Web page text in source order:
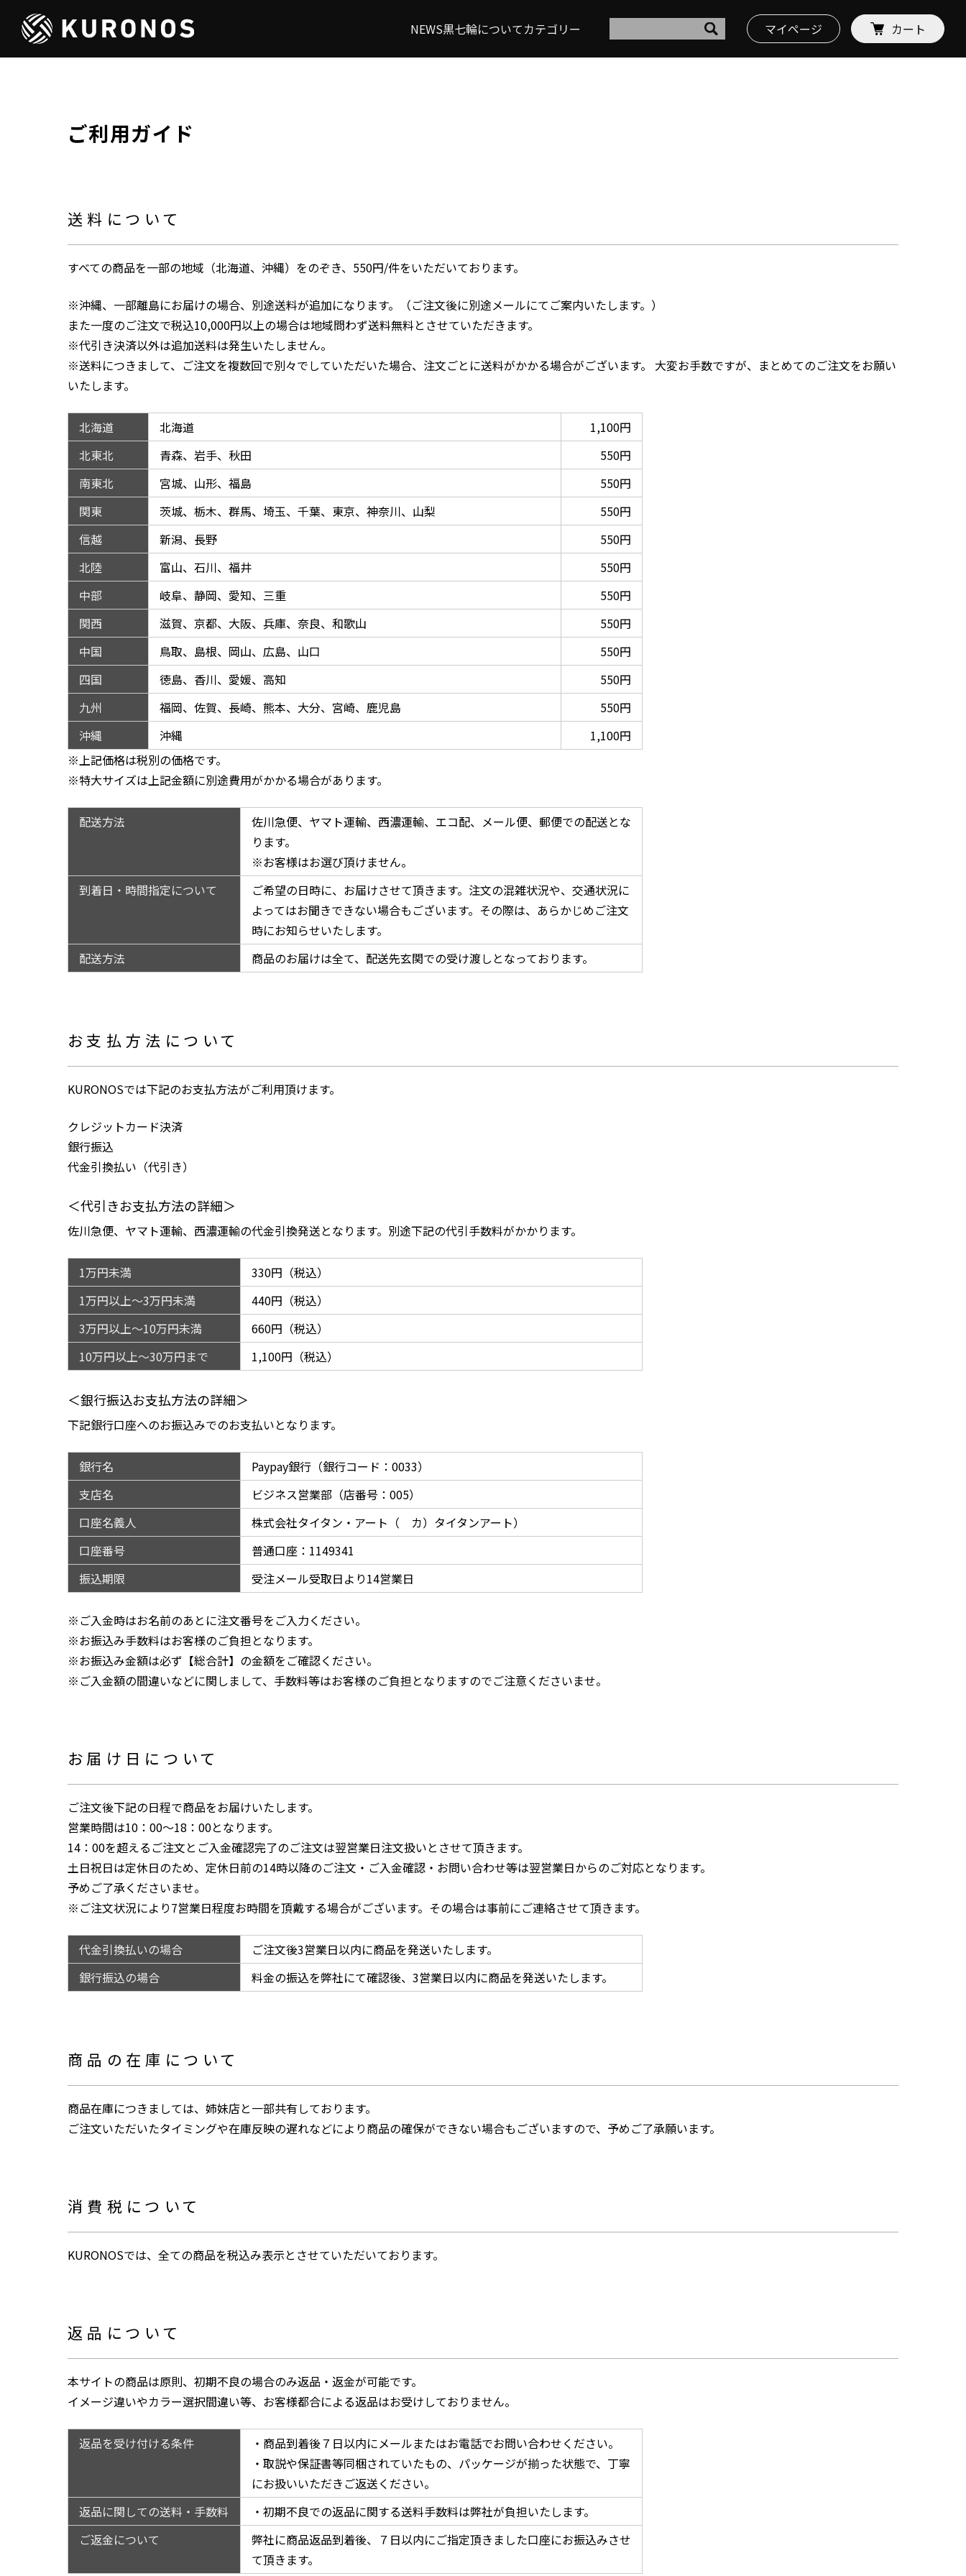
NEWS黒七輪についてカテゴリー マイページ カート
ご利用ガイド
送料について
すべての商品を一部の地域（北海道、沖縄）をのぞき、550円/件をいただいております。
※沖縄、一部離島にお届けの場合、別途送料が追加になります。（ご注文後に別途メールにてご案内いたします。）
また一度のご注文で税込10,000円以上の場合は地域問わず送料無料とさせていただきます。
※代引き決済以外は追加送料は発生いたしません。
※送料につきまして、ご注文を複数回で別々でしていただいた場合、注文ごとに送料がかかる場合がございます。 大変お手数ですが、まとめてのご注文をお願い
いたします。
北海道 北海道
1,100円
北東北
青森、岩手、秋田
550円
南東北
宮城、山形、福島
550円
関東
茨城、栃木、群馬、埼玉、千葉、東京、神奈川、山梨
550円
信越
新潟、長野
550円
北陸
富山、石川、福井
550円
中部
岐阜、静岡、愛知、三重
550円
関西
滋賀、京都、大阪、兵庫、奈良、和歌山
550円
中国
鳥取、島根、岡山、広島、山口
550円
四国
徳島、香川、愛媛、高知
550円
九州
福岡、佐賀、長崎、熊本、大分、宮崎、鹿児島
550円
沖縄
沖縄
1,100円
※上記価格は税別の価格です。
※特大サイズは上記金額に別途費用がかかる場合があります。
配送方法
佐川急便、ヤマト運輸、西濃運輸、エコ配、メール便、郵便での配送とな
ります。
※お客様はお選び頂けません。
到着日・時間指定について
ご希望の日時に、お届けさせて頂きます。注文の混雑状況や、交通状況に
よってはお聞きできない場合もございます。その際は、あらかじめご注文
時にお知らせいたします。
配送方法
商品のお届けは全て、配送先玄関での受け渡しとなっております。
お支払方法について
KURONOSでは下記のお支払方法がご利用頂けます。
クレジットカード決済
銀行振込
代金引換払い（代引き）
＜代引きお支払方法の詳細＞
佐川急便、ヤマト運輸、西濃運輸の代金引換発送となります。別途下記の代引手数料がかかります。
1万円未満
330円（税込）
1万円以上～3万円未満
440円（税込）
3万円以上～10万円未満
660円（税込）
10万円以上～30万円まで
1,100円（税込）
＜銀行振込お支払方法の詳細＞
下記銀行口座へのお振込みでのお支払いとなります。
銀行名
Paypay銀行（銀行コード：0033）
支店名
ビジネス営業部（店番号：005）
口座名義人
株式会社タイタン・アート（ カ）タイタンアート）
口座番号
普通口座：1149341
振込期限
受注メール受取日より14営業日
※ご入金時はお名前のあとに注文番号をご入力ください。
※お振込み手数料はお客様のご負担となります。
※お振込み金額は必ず【総合計】の金額をご確認ください。
※ご入金額の間違いなどに関しまして、手数料等はお客様のご負担となりますのでご注意くださいませ。
お届け日について
ご注文後下記の日程で商品をお届けいたします。
営業時間は10：00～18：00となります。
14：00を超えるご注文とご入金確認完了のご注文は翌営業日注文扱いとさせて頂きます。
土日祝日は定休日のため、定休日前の14時以降のご注文・ご入金確認・お問い合わせ等は翌営業日からのご対応となります。
予めご了承くださいませ。
※ご注文状況により7営業日程度お時間を頂戴する場合がございます。その場合は事前にご連絡させて頂きます。
代金引換払いの場合
ご注文後3営業日以内に商品を発送いたします。
銀行振込の場合
料金の振込を弊社にて確認後、3営業日以内に商品を発送いたします。
商品の在庫について
商品在庫につきましては、姉妹店と一部共有しております。
ご注文いただいたタイミングや在庫反映の遅れなどにより商品の確保ができない場合もございますので、予めご了承願います。
消費税について
KURONOSでは、全ての商品を税込み表示とさせていただいております。
返品について
本サイトの商品は原則、初期不良の場合のみ返品・返金が可能です。
イメージ違いやカラー選択間違い等、お客様都合による返品はお受けしておりません。
返品を受け付ける条件
・商品到着後７日以内にメールまたはお電話でお問い合わせください。
・取説や保証書等同梱されていたもの、パッケージが揃った状態で、丁寧
にお扱いいただきご返送ください。
返品に関しての送料・手数料
・初期不良での返品に関する送料手数料は弊社が負担いたします。
ご返金について
弊社に商品返品到着後、７日以内にご指定頂きました口座にお振込みさせ
て頂きます。